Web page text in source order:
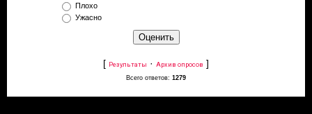
Плохо
Ужасно
[ Результаты · Архив опросов ]
Всего ответов: 1279